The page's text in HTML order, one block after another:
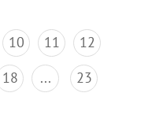
10 11
12
18 ... 23